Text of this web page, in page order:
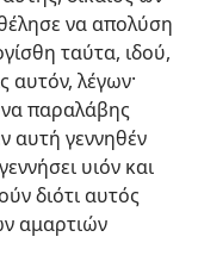
να απολύση
ταύτα, ιδού,
αυτόν, λέγων·
παραλάβης
αυτή γεννηθέν
υιόν και
διότι αυτός
αμαρτιών